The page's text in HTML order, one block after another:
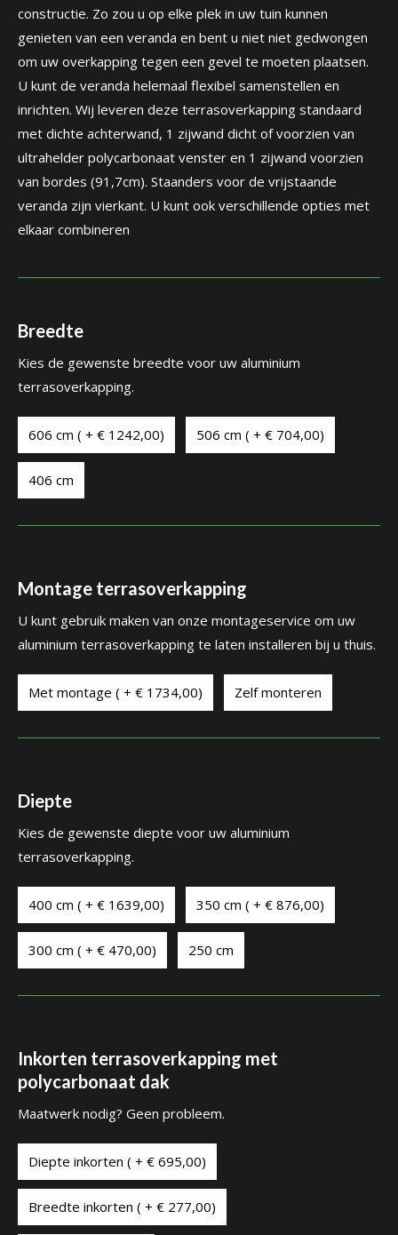
constructie. Zo zou u op elke plek in uw tuin kunnen
genieten van een veranda en bent u niet niet gedwongen
om uw overkapping tegen een gevel te moeten plaatsen.
U kunt de veranda helemaal flexibel samenstellen en
inrichten. Wij leveren deze terrasoverkapping standaard
met dichte achterwand, 1 zijwand dicht of voorzien van
ultrahelder polycarbonaat venster en 1 zijwand voorzien
van bordes (91,7cm). Staanders voor de vrijstaande
veranda zijn vierkant. U kunt ook verschillende opties met
elkaar combineren
Breedte
Kies de gewenste breedte voor uw aluminium
terrasoverkapping.
606 cm ( + € 1242,00) 506 cm ( + € 704,00)
406 cm
Montage terrasoverkapping
U kunt gebruik maken van onze montageservice om uw
aluminium terrasoverkapping te laten installeren bij u thuis.
Met montage ( + € 1734,00) Zelf monteren
Diepte
Kies de gewenste diepte voor uw aluminium
terrasoverkapping.
400 cm ( + € 1639,00) 350 cm ( + € 876,00)
300 cm ( + € 470,00) 250 cm
Inkorten terrasoverkapping met
polycarbonaat dak
Maatwerk nodig? Geen probleem.
Diepte inkorten ( + € 695,00)
Breedte inkorten ( + € 277,00)